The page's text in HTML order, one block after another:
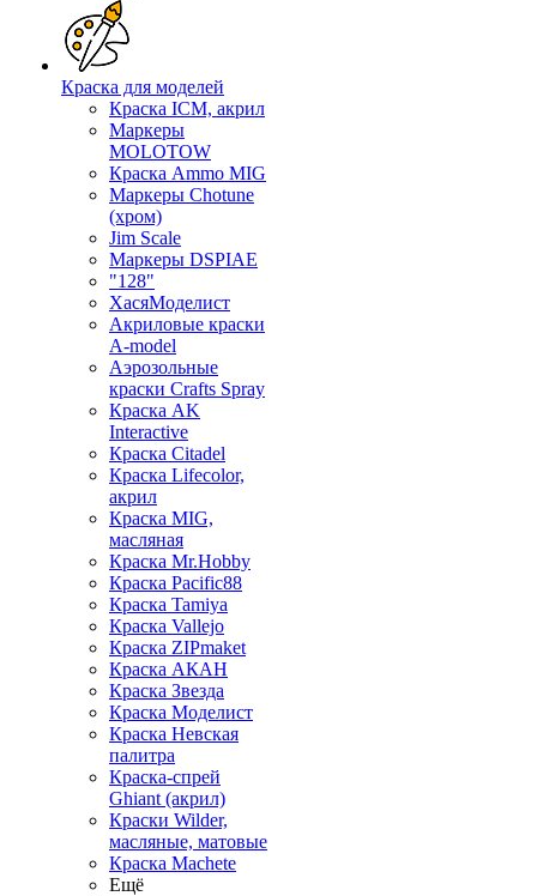
Краска для моделей
Краска ICM, акрил
Маркеры
MOLOTOW
Краска Ammo MIG
Маркеры Chotune
(хром)
Jim Scale
Маркеры DSPIAE
"128"
ХасяМоделист
Акриловые краски
A-model
Аэрозольные
краски Crafts Spray
Краска AK
Interactive
Краска Citadel
Краска Lifecolor,
акрил
Краска MIG,
масляная
Краска Mr.Hobby
Краска Pacific88
Краска Tamiya
Краска Vallejo
Краска ZIPmaket
Краска АКАН
Краска Звезда
Краска Моделист
Краска Невская
палитра
Краска-спрей
Ghiant (акрил)
Краски Wilder,
масляные, матовые
Краска Machete
Ещё